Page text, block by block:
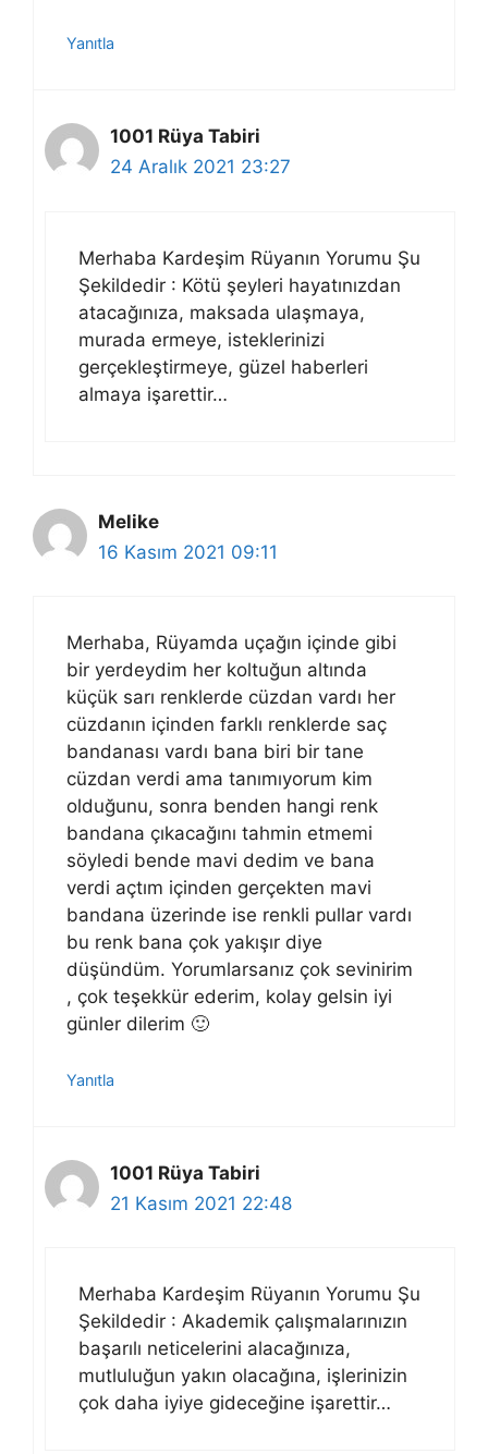
Yanıtla
1001 Rüya Tabiri
24 Aralık 2021 23:27
Merhaba Kardeşim Rüyanın Yorumu Şu
Şekildedir : Kötü şeyleri hayatınızdan
atacağınıza, maksada ulaşmaya,
murada ermeye, isteklerinizi
gerçekleştirmeye, güzel haberleri
almaya işarettir…
Melike
16 Kasım 2021 09:11
Merhaba, Rüyamda uçağın içinde gibi
bir yerdeydim her koltuğun altında
küçük sarı renklerde cüzdan vardı her
cüzdanın içinden farklı renklerde saç
bandanası vardı bana biri bir tane
cüzdan verdi ama tanımıyorum kim
olduğunu, sonra benden hangi renk
bandana çıkacağını tahmin etmemi
söyledi bende mavi dedim ve bana
verdi açtım içinden gerçekten mavi
bandana üzerinde ise renkli pullar vardı
bu renk bana çok yakışır diye
düşündüm. Yorumlarsanız çok sevinirim
, çok teşekkür ederim, kolay gelsin iyi
günler dilerim 🙂
Yanıtla
1001 Rüya Tabiri
21 Kasım 2021 22:48
Merhaba Kardeşim Rüyanın Yorumu Şu
Şekildedir : Akademik çalışmalarınızın
başarılı neticelerini alacağınıza,
mutluluğun yakın olacağına, işlerinizin
çok daha iyiye gideceğine işarettir…